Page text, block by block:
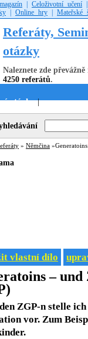
Celoživotní učení
Online hry Mateřské
Referáty,
otázky
Naleznete zde
4250 referátů.
otázky|
» Němčina
vlastní dílo
–
ZGP-n stelle
vor. Zum